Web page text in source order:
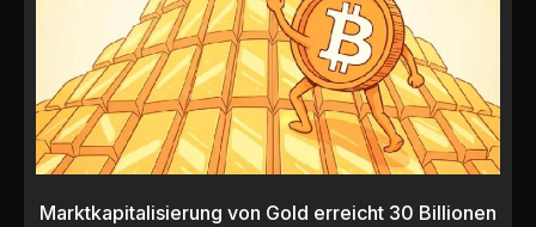
Marktkapitalisierung von Gold erreicht 30 Billionen